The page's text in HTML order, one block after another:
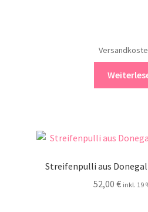
Streifenpulli aus Donegal
52,00 € inkl. 19